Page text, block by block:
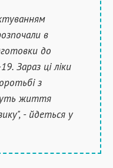
в
до
Зараз ці ліки
з
життя
- йдеться у